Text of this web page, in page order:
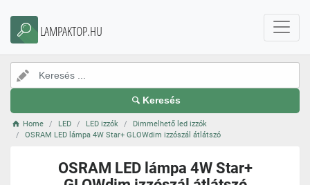
LAMPAKTOP.HU
Keresés
Home LED LED izzók
Dimmelhető led izzók
OSRAM LED lámpa 4W Star+ GLOWdim izzószál átlátszó
OSRAM LED lámpa 4W Star+